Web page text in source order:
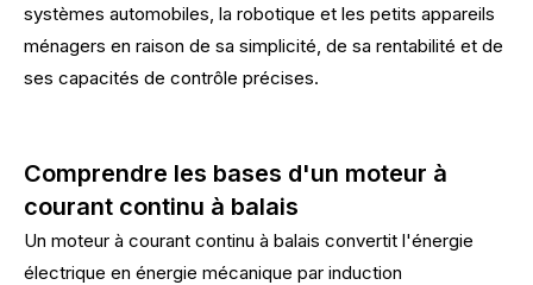
systèmes automobiles, la robotique et les petits appareils
ménagers en raison de sa simplicité, de sa rentabilité et de
ses capacités de contrôle précises.
Comprendre les bases d'un moteur à
courant continu à balais
Un moteur à courant continu à balais convertit l'énergie
électrique en énergie mécanique par induction